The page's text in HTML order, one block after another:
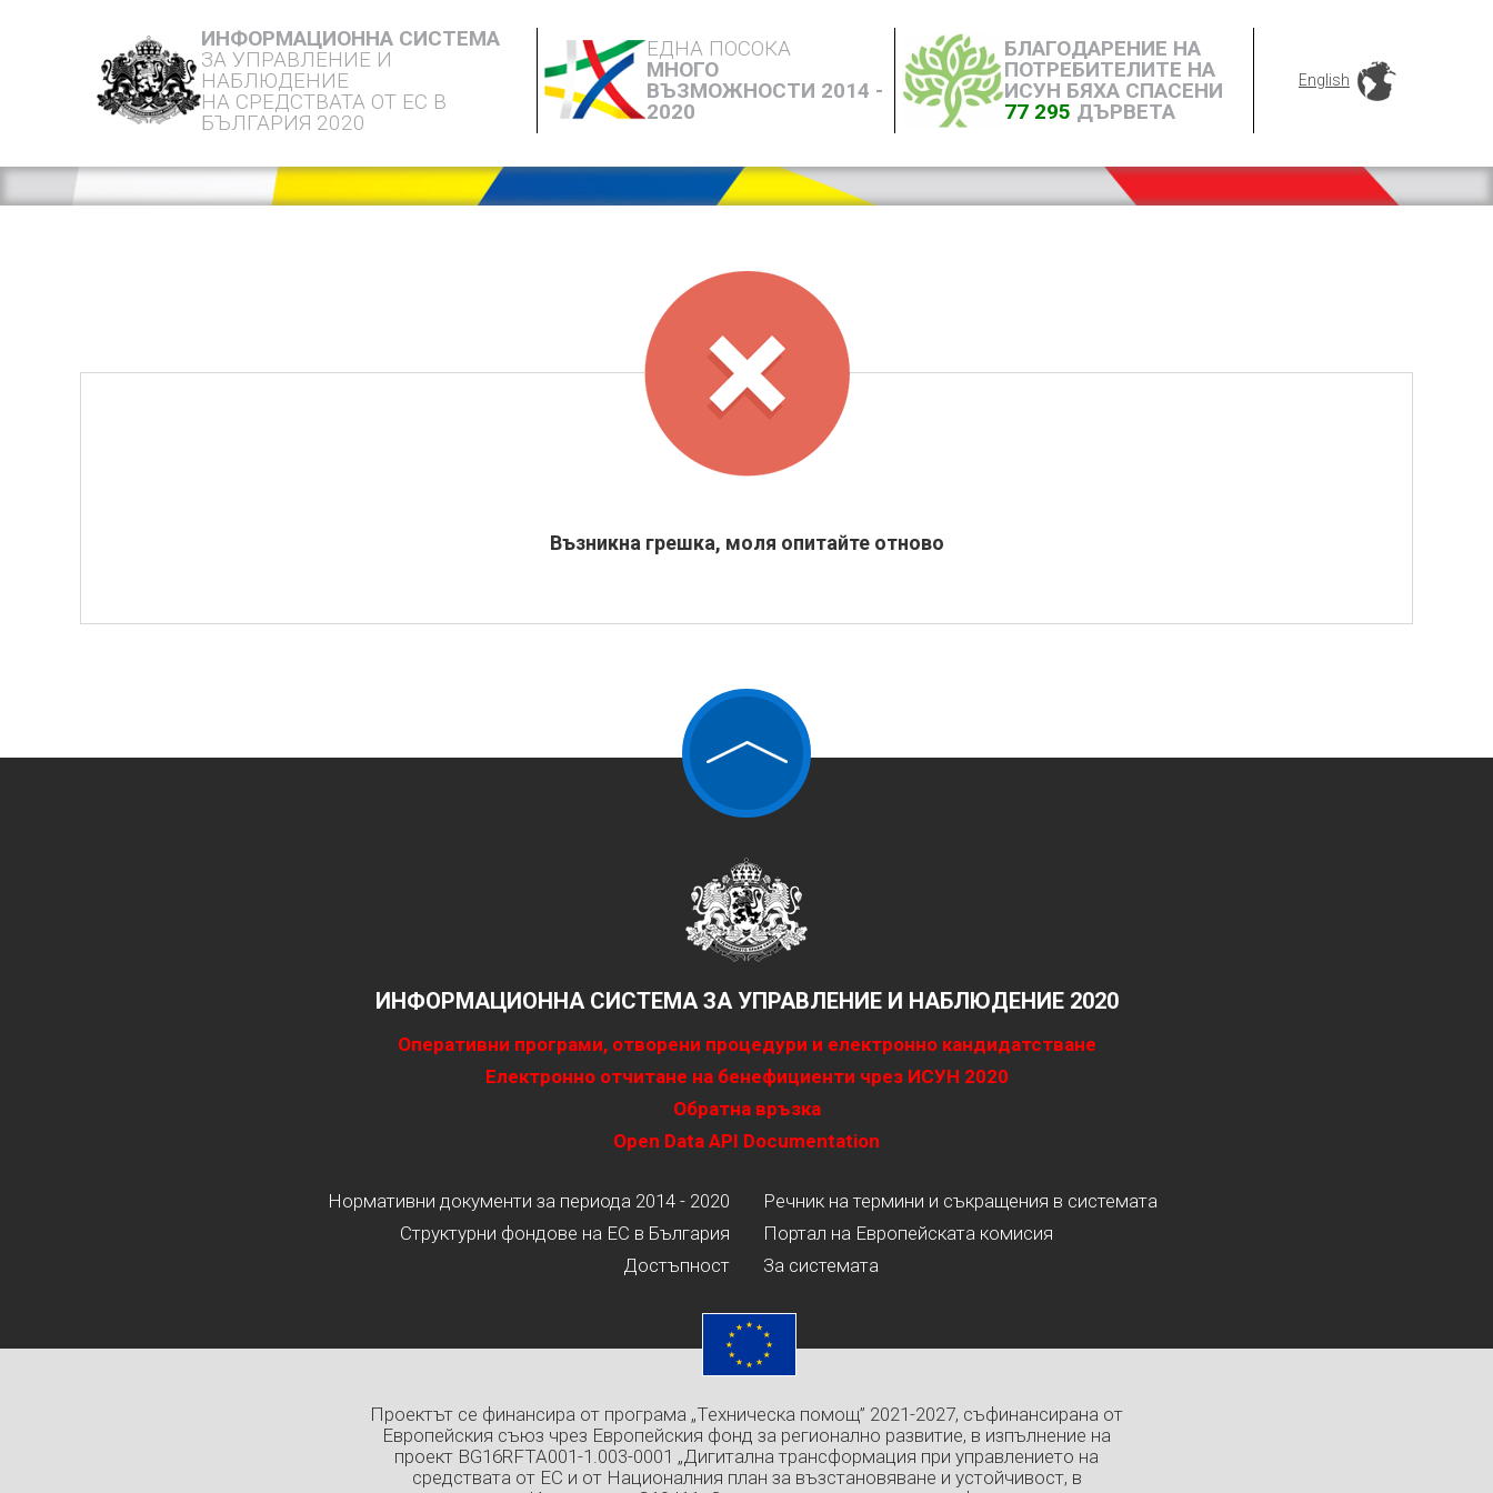
ИНФОРМАЦИОННА СИСТЕМА
ЗА УПРАВЛЕНИЕ И
НАБЛЮДЕНИЕ
НА СРЕДСТВАТА ОТ ЕС В
БЪЛГАРИЯ 2020
ЕДНА ПОСОКА
МНОГО
ВЪЗМОЖНОСТИ 2014 -
2020
БЛАГОДАРЕНИЕ НА
ПОТРЕБИТЕЛИТЕ НА
ИСУН БЯХА СПАСЕНИ
77 295 ДЪРВЕТА
English
Възникна грешка, моля опитайте отново
ИНФОРМАЦИОННА СИСТЕМА ЗА УПРАВЛЕНИЕ И НАБЛЮДЕНИЕ 2020
Оперативни програми, отворени процедури и електронно кандидатстване
Електронно отчитане на бенефициенти чрез ИСУН 2020
Обратна връзка
Open Data API Documentation
Нормативни документи за периода 2014 - 2020
Структурни фондове на ЕС в България
Достъпност
Речник на термини и съкращения в системата
Портал на Европейската комисия
За системата
Проектът се финансира от програма „Техническа помощ” 2021-2027, съфинансирана от
Европейския съюз чрез Европейския фонд за регионално развитие, в изпълнение на
проект BG16RFTA001-1.003-0001 „Дигитална трансформация при управлението на
средствата от ЕС и от Националния план за възстановяване и устойчивост, в